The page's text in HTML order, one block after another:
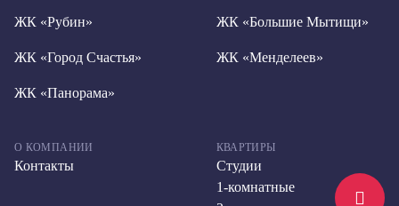
ЖК «Рубин» ЖК «Большие Мытищи»
ЖК «Город Счастья» ЖК «Менделеев»
ЖК «Панорама»
О КОМПАНИИ
Контакты
КВАРТИРЫ
Студии
1-комнатные